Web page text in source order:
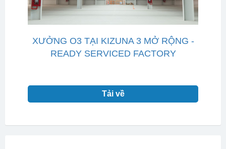
XƯỞNG O3 TẠI KIZUNA 3 MỞ RỘNG -
READY SERVICED FACTORY
Tải về